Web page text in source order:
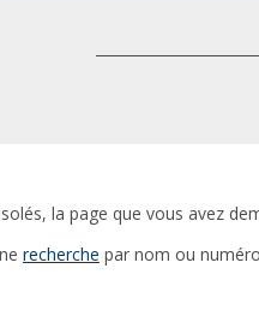
la page que vous avez
recherche par nom ou